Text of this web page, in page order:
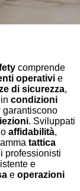
comprende
operativi e
di sicurezza,
condizioni
garantiscono
. Sviluppati
affidabilità,
tattica
professionisti
e
e operazioni